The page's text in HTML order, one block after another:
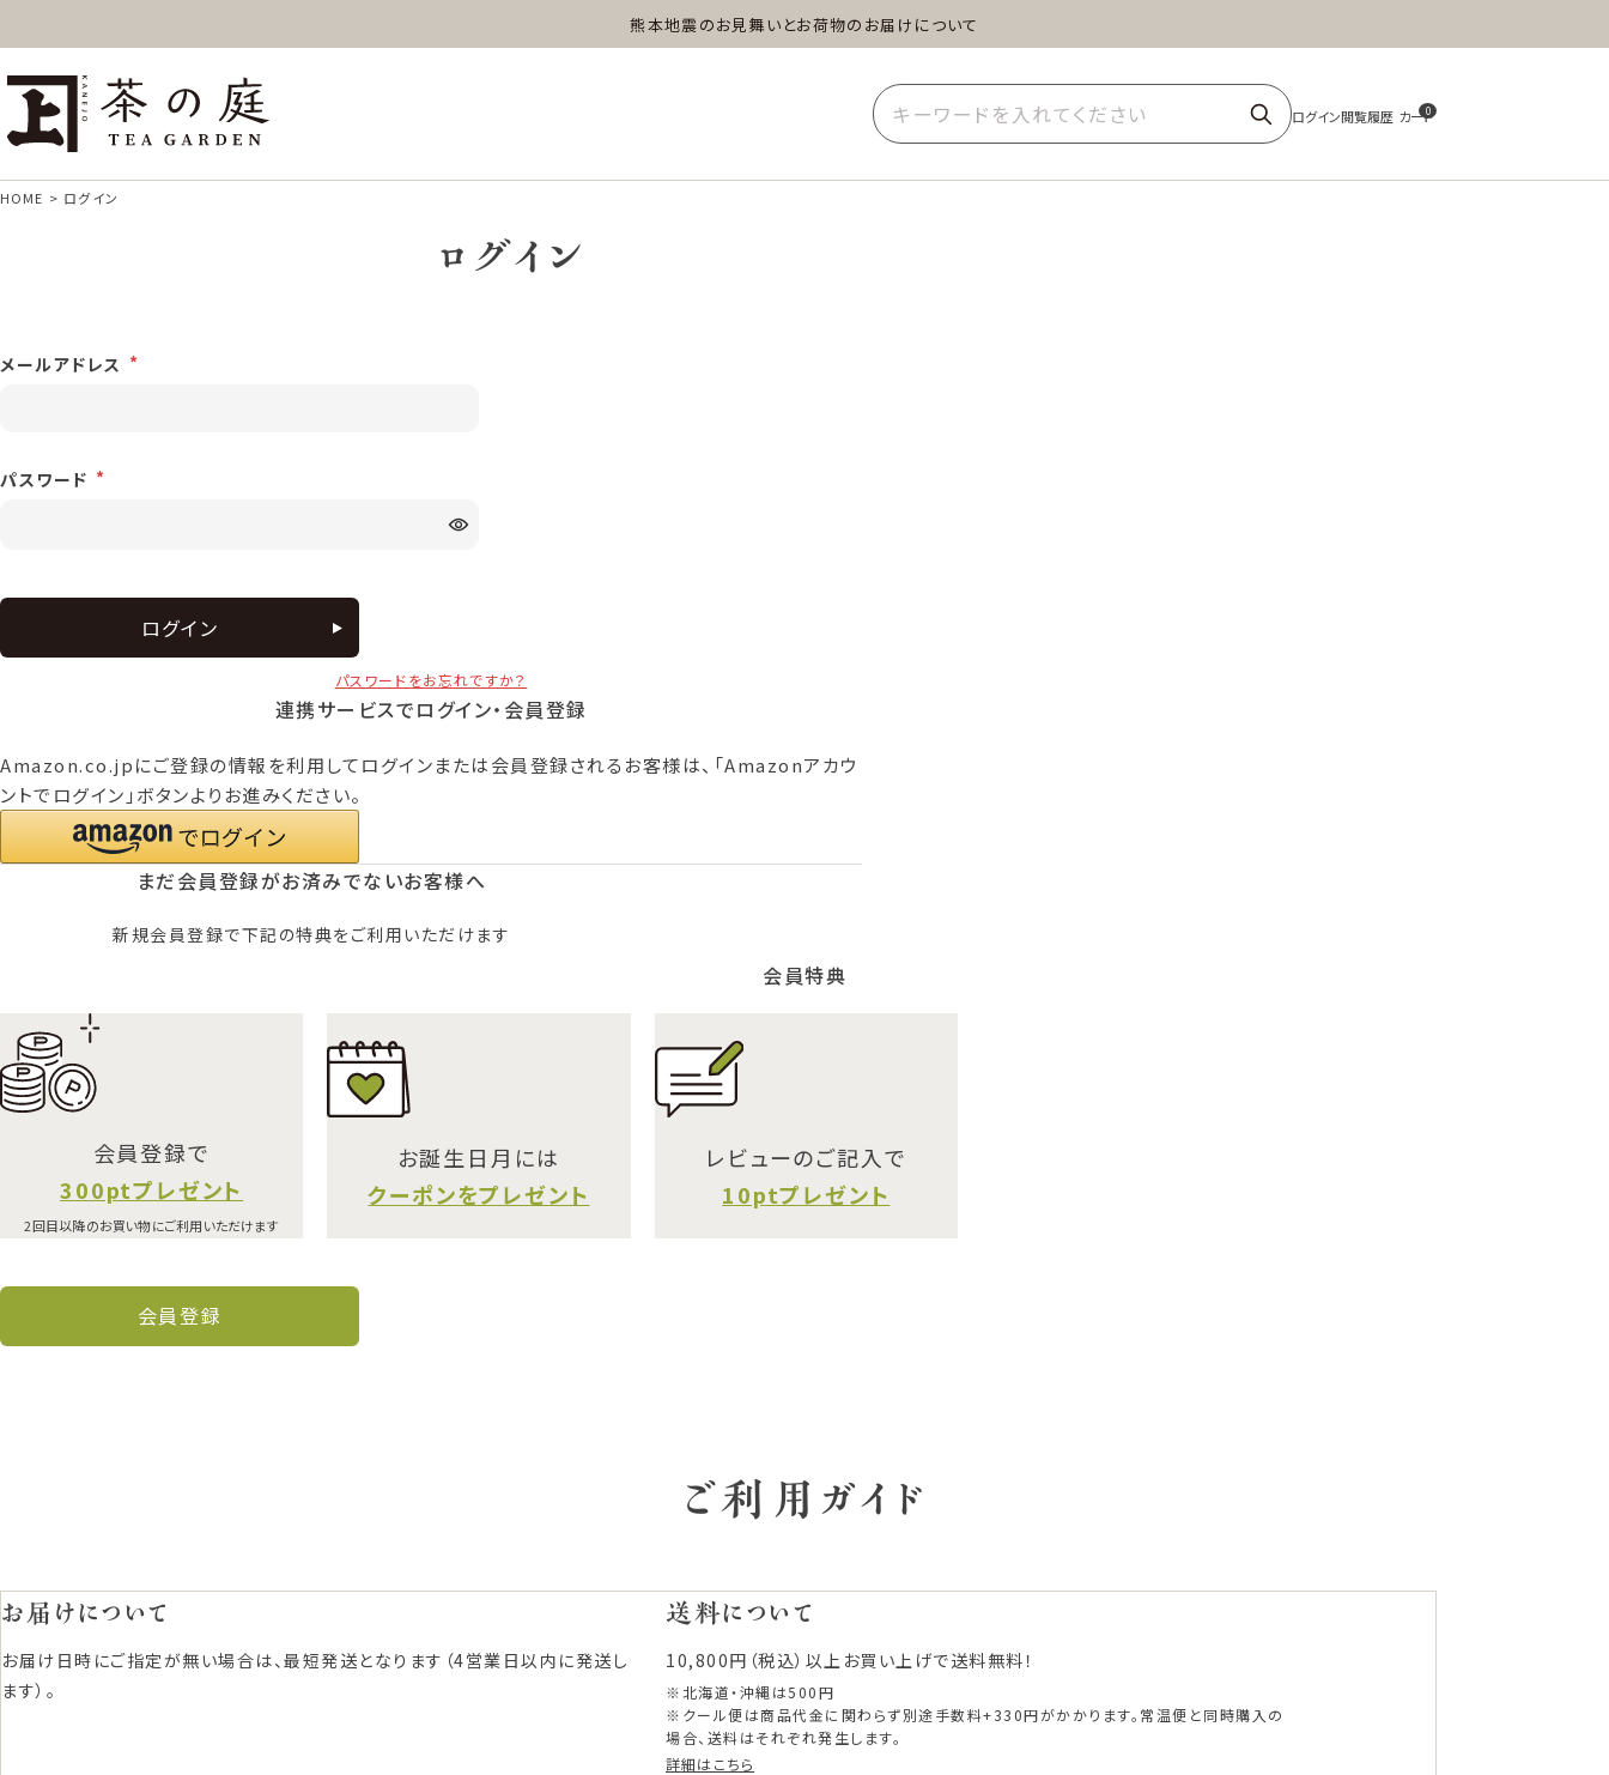
熊本地震のお見舞いとお荷物のお届けについて
0
水出し茶
抹茶 商品一覧
HOME ログイン
ログイン
メールアドレス
パスワード
ログイン
パスワードをお忘れですか？
連携サービスでログイン・会員登録
Amazon.co.jpにご登録の情報を利用してログインまたは会員登録されるお客様は、「Amazonアカウ
ントでログイン」ボタンよりお進みください。
まだ会員登録がお済みでないお客様へ
新規会員登録で下記の特典をご利用いただけます
会員特典
会員登録で
300ptプレゼント
2回目以降のお買い物にご利用いただけます
お誕生日月には
クーポンをプレゼント
レビューのご記入で
10ptプレゼント
会員登録
ご利用ガイド
お届けについて
お届け日時にご指定が無い場合は、最短発送となります（4営業日以内に発送し
ます）。
送料について
10,800円（税込）以上お買い上げで送料無料！
※北海道・沖縄は500円
※クール便は商品代金に関わらず別途手数料+330円がかかります。常温便と同時購入の
場合、送料はそれぞれ発生します。
詳細はこちら